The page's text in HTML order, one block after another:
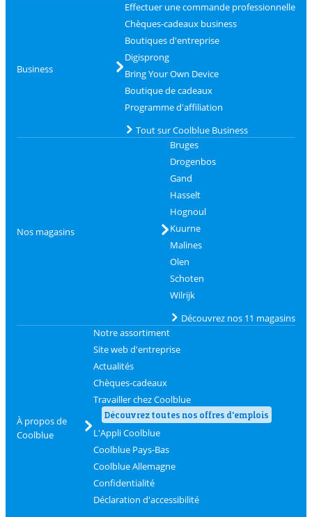
Business
Effectuer une commande professionnelle
Chèques-cadeaux business
Boutiques d'entreprise
Digisprong
Bring Your Own Device
Boutique de cadeaux
Programme d'affiliation
Tout sur Coolblue Business
Nos magasins
Bruges
Drogenbos
Gand
Hasselt
Hognoul
Kuurne
Malines
Olen
Schoten
Wilrijk
Découvrez nos 11 magasins
À propos de
Coolblue
Notre assortiment
Site web d'entreprise
Actualités
Chèques-cadeaux
Travailler chez Coolblue
Découvrez toutes nos offres d'emplois
L'Appli Coolblue
Coolblue Pays-Bas
Coolblue Allemagne
Confidentialité
Déclaration d'accessibilité